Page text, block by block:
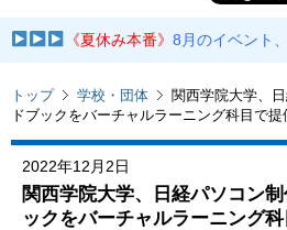
《夏休み本番》8月のイベント
トップ 学校・団体
関西学院大学、
ドブックをバーチャルラーニング科目で提
2022年12月2日
関西学院大学、日経パソコン
ックをバーチャルラーニング